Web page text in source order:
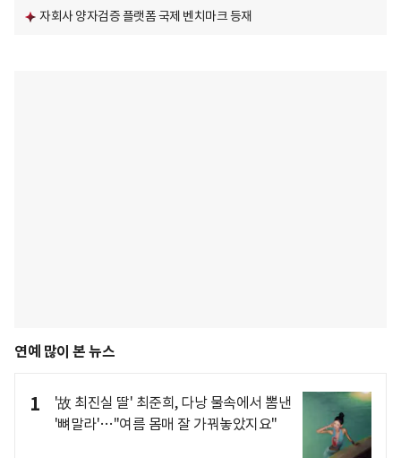
자회사 양자검증 플랫폼 국제 벤치마크 등재
연예 많이 본 뉴스
1
'故 최진실 딸' 최준희, 다낭 물속에서 뽐낸
'뼈말라'…"여름 몸매 잘 가꿔놓았지요"